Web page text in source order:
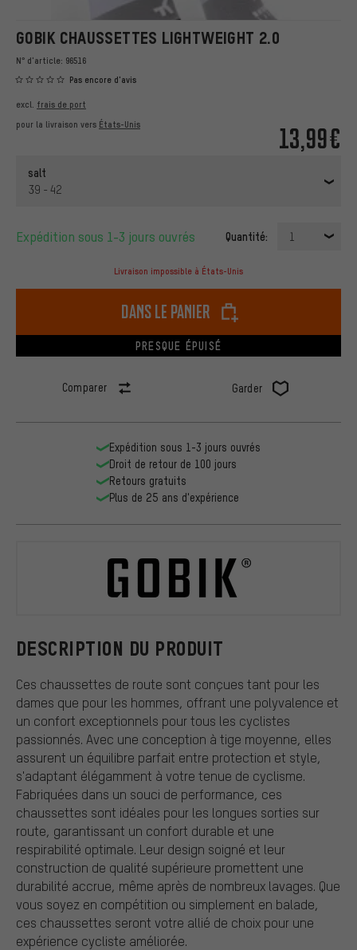
GOBIK CHAUSSETTES LIGHTWEIGHT 2.0
N° d'article: 96516
Pas encore d'avis
13,99€
excl. frais de port
pour la livraison vers États-Unis
salt
39 - 42
Expédition sous 1-3 jours ouvrés Quantité: 1
Livraison impossible à États-Unis
dans le panier
PRESQUE ÉPUISÉ
Comparer Garder
DESCRIPTION DU PRODUIT
Ces chaussettes de route sont conçues tant pour les
dames que pour les hommes, offrant une polyvalence et
un confort exceptionnels pour tous les cyclistes
passionnés. Avec une conception à tige moyenne, elles
assurent un équilibre parfait entre protection et style,
s'adaptant élégamment à votre tenue de cyclisme.
Fabriquées dans un souci de performance, ces
chaussettes sont idéales pour les longues sorties sur
route, garantissant un confort durable et une
respirabilité optimale. Leur design soigné et leur
construction de qualité supérieure promettent une
durabilité accrue, même après de nombreux lavages. Que
vous soyez en compétition ou simplement en balade,
ces chaussettes seront votre allié de choix pour une
expérience cycliste améliorée.
Expédition sous 1-3 jours ouvrés
Droit de retour de 100 jours
Retours gratuits
Plus de 25 ans d'expérience